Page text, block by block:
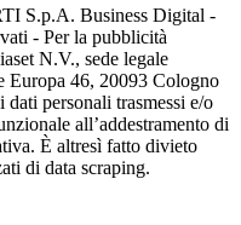
S.p.A. Business Digital -
- Per la pubblicità
N.V., sede legale
Europa 46, 20093 Cologno
personali trasmessi e/o
all’addestramento di
È altresì fatto divieto
di data scraping.